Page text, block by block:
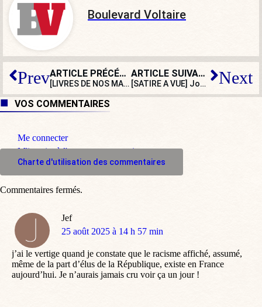
Boulevard Voltaire
Prev ARTICLE PRÉCÉDENT
[LIVRES DE NOS MAISONS] Döblin, auteur méconnu de
ARTICLE SUIVANT
[SATIRE A VUE] Journée mondiale du moustique : Aymeric Caron rase les murs Next
VOS COMMENTAIRES
Me connecter
M'inscrire à l'espace commentaire
Charte d'utilisation des commentaires
Jef
dit
25 août 2025 à 14 h 57 min
j’ai le vertige quand je constate que le racisme affiché, assumé,
même de la part d’élus de la République, existe en France
aujourd’hui. Je n’aurais jamais cru voir ça un jour !
Commentaires fermés.